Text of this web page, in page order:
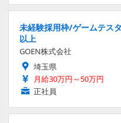
未経験採用枠/ゲームテス
以上
GOEN株式会社
埼玉県
月給30万円～50万円
正社員